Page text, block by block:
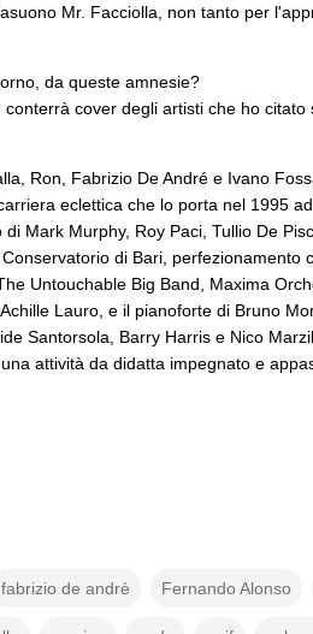
Mr. Facciolla, non tanto per
da queste amnesie?
cover degli artisti che ho
Ron, Fabrizio De André e Ivano
eclettica che lo porta nel 1995
Mark Murphy, Roy Paci, Tullio De
di Bari,
Untouchable Big Band, Maxima
Lauro, e il pianoforte di Bruno
Santorsola, Barry Harris e Nico
attività da didatta impegnato e
fabrizio de andrè Fernando Alonso